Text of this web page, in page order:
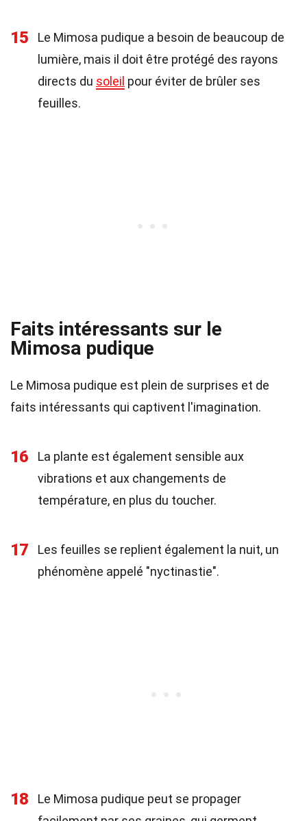
15
Le Mimosa pudique a besoin de beaucoup de
lumière, mais il doit être protégé des rayons
directs du soleil pour éviter de brûler ses
feuilles.
Faits intéressants sur le
Mimosa pudique
Le Mimosa pudique est plein de surprises et de
faits intéressants qui captivent l'imagination.
16
La plante est également sensible aux
vibrations et aux changements de
température, en plus du toucher.
17
Les feuilles se replient également la nuit, un
phénomène appelé "nyctinastie".
18
Le Mimosa pudique peut se propager